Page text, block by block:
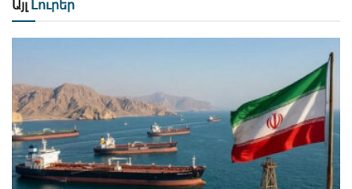
Այլ Լուրեր